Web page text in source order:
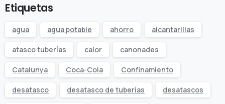
Etiquetas
agua agua potable ahorro alcantarillas
atasco tuberías calor canonades
Catalunya Coca-Cola Confinamiento
desatasco desatasco de tuberías desatascos